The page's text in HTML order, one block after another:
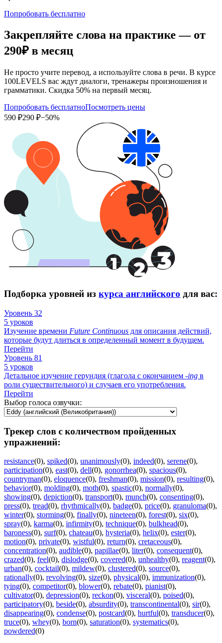
Попробовать бесплатно
Закрепляйте слова на практике — от
290₽ в месяц
Не просто учите перевод, а используйте слова в речи. В курсе
100LEVELS вас ждут диалоги, тренажеры произношения и
грамматики. Скидка 50% на первый месяц.
Попробовать бесплатноПосмотреть цены
590 ₽290 ₽−50%
Подборка уровней из курса английского для вас:
Уровень 32
5 уроков
Изучение времени Future Continuous для описания действий,
которые будут длиться в определенный момент в будущем.
Перейти
Уровень 81
5 уроков
Детальное изучение герундия (глагола с окончанием -ing в
роли существительного) и случаев его употребления.
Перейти
Выбор голоса озвучки:
Трекер слов с количеством пройденных
упражнений:
resistance(0), spiked(0), unanimously(0), indeed(0), serene(0),
participation(0), east(0), dell(0), gonorrhea(0), spacious(0),
countryman(0), eloquence(0), freshman(0), mission(0), resulting(0),
behavior(0), molding(0), moth(0), spastic(0), normally(0),
showing(0), depiction(0), transport(0), munch(0), consenting(0),
press(0), tread(0), rhythmically(0), badge(0), price(0), granuloma(0),
winter(0), storming(0), finally(0), nineteen(0), forest(0), six(0),
spray(0), karma(0), infirmity(0), technique(0), bulkhead(0),
baroness(0), surf(0), chateau(0), hysteria(0), helix(0), ester(0),
motion(0), private(0), wistful(0), return(0), cretaceous(0),
concentration(0), audible(0), papillae(0), liter(0), consequent(0),
crazed(0), feel(0), dislodge(0), covered(0), unhealthy(0), reagent(0),
urban(0), cocktail(0), mildew(0), clustered(0), source(0),
rationally(0), revolving(0), size(0), physical(0), immunization(0),
tying(0), competitor(0), blower(0), rebate(0), pianist(0),
cultivator(0), depression(0), reckon(0), visceral(0), poised(0),
participatory(0), beside(0), absurdity(0), transcontinental(0), sir(0),
disappearing(0), condense(0), postcard(0), hurtful(0), transducer(0),
truce(0), whey(0), born(0), saturation(0), systematics(0),
powdered(0)